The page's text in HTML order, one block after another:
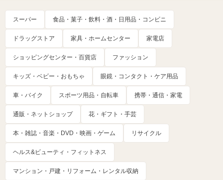
スーパー 食品・菓子・飲料・酒・日用品・コンビニ
ドラッグストア 家具・ホームセンター 家電店
ショッピングセンター・百貨店 ファッション
キッズ・ベビー・おもちゃ 眼鏡・コンタクト・ケア用品
車・バイク スポーツ用品・自転車 携帯・通信・家電
通販・ネットショップ 花・ギフト・手芸
本・雑誌・音楽・DVD・映画・ゲーム リサイクル
ヘルス&ビューティ・フィットネス
マンション・戸建・リフォーム・レンタル収納